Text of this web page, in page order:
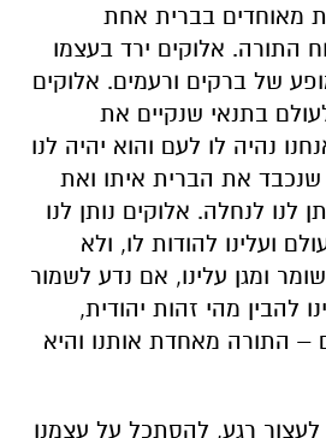
מאוחדים בברית אחת
התורה. אלוקים ירד בעצמו
של ברקים ורעמים. אלוקים
בתנאי שנקיים את
נהיה לו לעם והוא יהיה לנו
שנכבד את הברית איתו ואת
לנו לנחלה. אלוקים נותן לנו
ועלינו להודות לו, ולא
ומגן עלינו, אם נדע לשמור
להבין מהי זהות יהודית,
– התורה מאחדת אותנו והיא
לעצור רגע, להסתכל על עצמנו